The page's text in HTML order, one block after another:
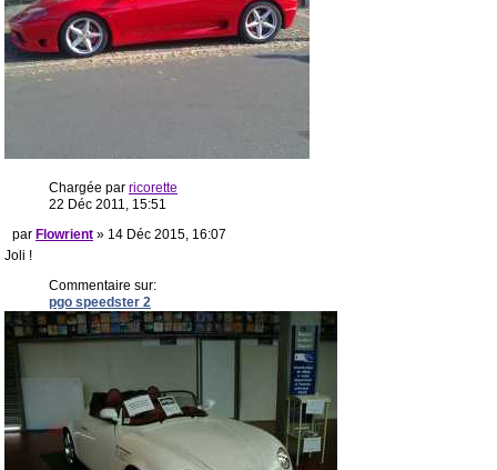
Chargée par ricorette
22 Déc 2011, 15:51
par Flowrient » 14 Déc 2015, 16:07
Joli !
Commentaire sur:
pgo speedster 2